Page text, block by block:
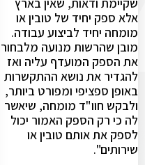
שקיימת ודאות, שאין בארץ
אלא ספק יחיד של טובין או
מומחה יחיד לביצוע עבודה.
מובן שהרשות מנועה מלבחור
את הספק המועדף עליה ואז
להגדיר את נושא ההתקשרות
באופן ספציפי ומפורט ביותר,
ולבקש חוו"ד מומחה, שיאשר
לה כי רק הספק האמור יכול
לספק את אותם טובין או
שירותים".